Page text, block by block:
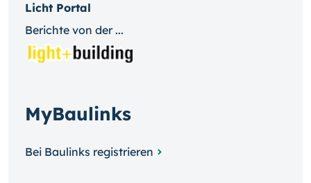
Licht Portal
Berichte von der ...
MyBaulinks
Bei Baulinks registrieren